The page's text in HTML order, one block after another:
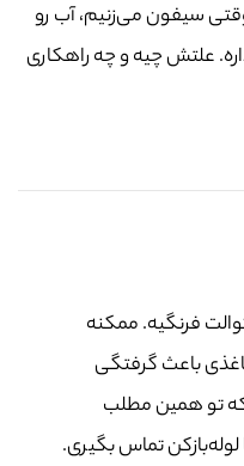
سیفون می‌زنیم، آب رو
علتش چیه و چه راهکاری
فرنگیه. ممکنه
باعث گرفتگی
تو همین مطلب
تماس بگیری.